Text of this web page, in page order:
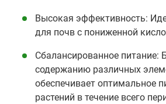
Высокая эффективность:
для почв с пониженной
Сбалансированное питание:
содержанию различных
обеспечивает оптимальное
растений в течение всего